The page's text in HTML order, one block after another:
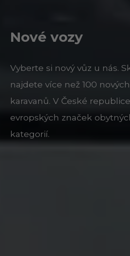
Nové vozy
Vyberte si nový vůz u nás.
najdete více než 100
karavanů. V České
evropských značek
kategorií.